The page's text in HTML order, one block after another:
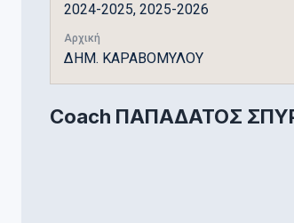
2024-2025, 2025-2026
Αρχική
ΔΗΜ. ΚΑΡΑΒΟΜΥΛΟΥ
Coach ΠΑΠΑΔΑΤΟΣ